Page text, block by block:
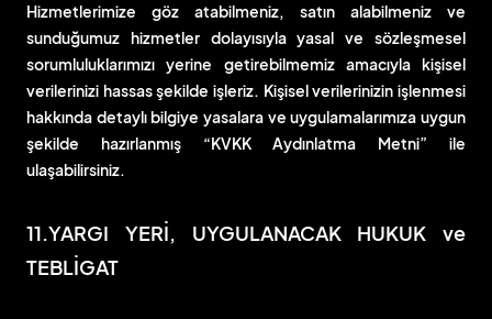
Hizmetlerimize göz atabilmeniz, satın alabilmeniz ve
sunduğumuz hizmetler dolayısıyla yasal ve sözleşmesel
sorumluluklarımızı yerine getirebilmemiz amacıyla kişisel
verilerinizi hassas şekilde işleriz. Kişisel verilerinizin işlenmesi
hakkında detaylı bilgiye yasalara ve uygulamalarımıza uygun
şekilde hazırlanmış “KVKK Aydınlatma Metni” ile
ulaşabilirsiniz.
11.YARGI YERİ, UYGULANACAK HUKUK ve
TEBLİGAT